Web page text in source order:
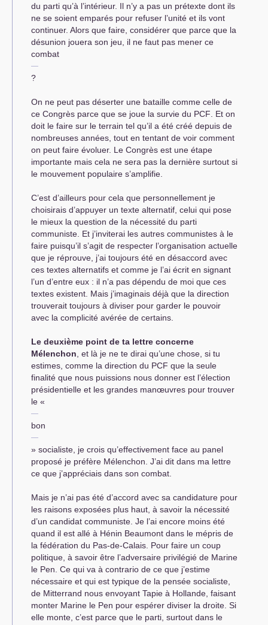
du parti qu’à l’intérieur. Il n’y a pas un prétexte dont ils
ne se soient emparés pour refuser l’unité et ils vont
continuer. Alors que faire, considérer que parce que la
désunion jouera son jeu, il ne faut pas mener ce
combat
?
On ne peut pas déserter une bataille comme celle de
ce Congrès parce que se joue la survie du PCF . Et on
doit le faire sur le terrain tel qu’il a été créé depuis de
nombreuses années, tout en tentant de voir comment
on peut faire évoluer. Le Congrès est une étape
importante mais cela ne sera pas la dernière surtout si
le mouvement populaire s’amplifie.
C’est d’ailleurs pour cela que personnellement je
choisirais d’appuyer un texte alternatif, celui qui pose
le mieux la question de la nécessité du parti
communiste. Et j’inviterai les autres communistes à le
faire puisqu’il s’agit de respecter l’organisation actuelle
que je réprouve, j’ai toujours été en désaccord avec
ces textes alternatifs et comme je l’ai écrit en signant
l’un d’entre eux : il n’a pas dépendu de moi que ces
textes existent. Mais j’imaginais déjà que la direction
trouverait toujours à diviser pour garder le pouvoir
avec la complicité avérée de certains.
Le deuxième point de ta lettre concerne
Mélenchon , et là je ne te dirai qu’une chose, si tu
estimes, comme la direction du PCF que la seule
finalité que nous puissions nous donner est l’élection
présidentielle et les grandes manœuvres pour trouver
le «
bon
» socialiste, je crois qu’effectivement face au panel
proposé je préfère Mélenchon. J’ai dit dans ma lettre
ce que j’appréciais dans son combat.
Mais je n’ai pas été d’accord avec sa candidature pour
les raisons exposées plus haut, à savoir la nécessité
d’un candidat communiste. Je l’ai encore moins été
quand il est allé à Hénin Beaumont dans le mépris de
la fédération du Pas-de-Calais. Pour faire un coup
politique, à savoir être l’adversaire privilégié de Marine
le Pen. Ce qui va à contrario de ce que j’estime
nécessaire et qui est typique de la pensée socialiste,
de Mitterrand nous envoyant Tapie à Hollande, faisant
monter Marine le Pen pour espérer diviser la droite. Si
elle monte, c’est parce que le parti, surtout dans le